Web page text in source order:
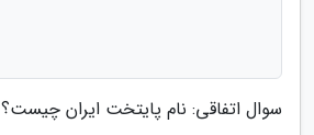
سوال اتفاقی: نام پایتخت ایران چیست؟